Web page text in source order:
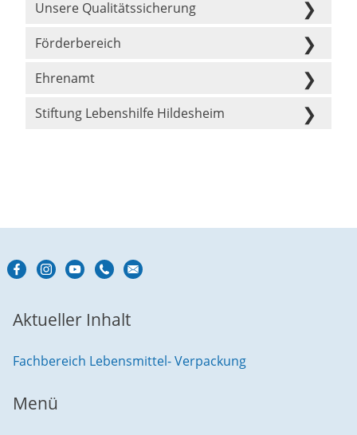
Unsere Qualitätssicherung
Förderbereich
Ehrenamt
Stiftung Lebenshilfe Hildesheim
Aktueller Inhalt
Fachbereich Lebensmittel- Verpackung
Menü